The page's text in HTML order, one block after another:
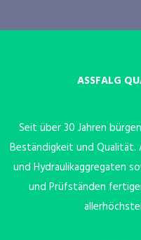
ASSFALG
Seit über 30 Jahren
Beständigkeit und Qualität.
und Hydraulikaggregaten
und Prüfständen